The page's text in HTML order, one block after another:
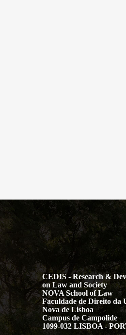
CEDIS - Research &
on Law and Society
NOVA School of Law
Faculdade de Direito da
Nova de Lisboa
Campus de Campolide
1099-032 LISBOA -